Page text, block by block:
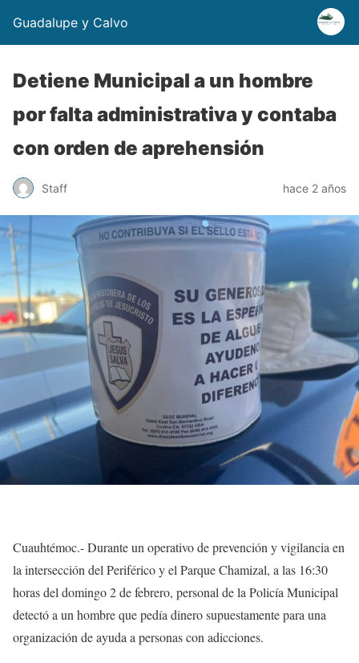
Guadalupe y Calvo
Detiene Municipal a un hombre
por falta administrativa y contaba
con orden de aprehensión
Staff hace 2 años
Cuauhtémoc.- Durante un operativo de prevención y vigilancia en
la intersección del Periférico y el Parque Chamizal, a las 16:30
horas del domingo 2 de febrero, personal de la Policía Municipal
detectó a un hombre que pedía dinero supuestamente para una
organización de ayuda a personas con adicciones.